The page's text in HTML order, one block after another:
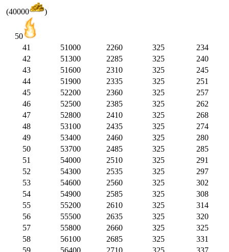
(40000 )
50
41 51000 2260 325
234
42
51300 2285 325
240
43
51600 2310 325
245
44
51900 2335 325
251
45
52200 2360 325
257
46
52500 2385 325
262
47
52800 2410 325
268
48
53100 2435 325
274
49
53400 2460 325
280
50
53700 2485 325
285
51
54000 2510 325
291
52
54300 2535 325
297
53
54600 2560 325
302
54
54900 2585 325
308
55
55200 2610 325
314
56
55500 2635 325
320
57
55800 2660 325
325
58
56100 2685 325
331
59
56400 2710 325 337